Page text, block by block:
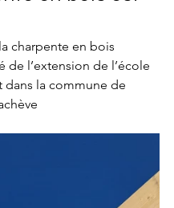
charpente en bois
de l’extension de l’école
dans la commune de